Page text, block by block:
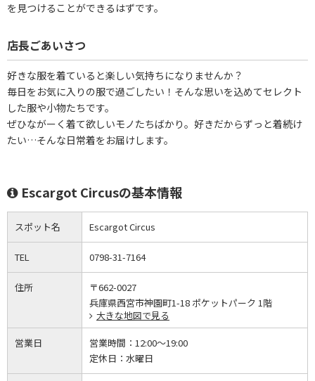
を見つけることができるはずです。
店長ごあいさつ
好きな服を着ていると楽しい気持ちになりませんか？
毎日をお気に入りの服で過ごしたい！そんな思いを込めてセレクト
した服や小物たちです。
ぜひながーく着て欲しいモノたちばかり。好きだからずっと着続け
たい…そんな日常着をお届けします。
Escargot Circusの基本情報
スポット名 Escargot Circus
TEL 0798-31-7164
住所
〒662-0027
兵庫県西宮市神園町1-18 ポケットパーク 1階
大きな地図で見る
営業日 営業時間： 12:00～19:00
定休日： 水曜日